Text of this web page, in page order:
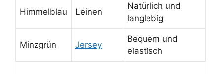
Himmelblau Leinen
Natürlich und
langlebig
Minzgrün Jersey
Bequem und
elastisch